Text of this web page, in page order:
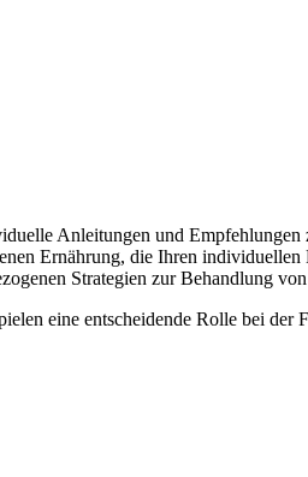
Anleitungen und
Ernährung, die Ihren
Strategien zur Behandlung
eine entscheidende Rolle bei